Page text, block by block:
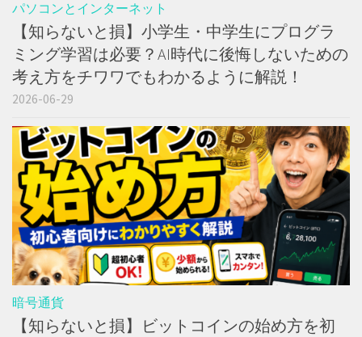
パソコンとインターネット
【知らないと損】小学生・中学生にプログラ
ミング学習は必要？AI時代に後悔しないための
考え方をチワワでもわかるように解説！
2026-06-29
暗号通貨
【知らないと損】ビットコインの始め方を初